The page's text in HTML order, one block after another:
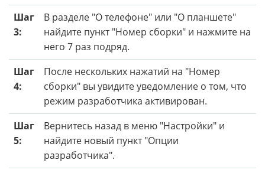
Шаг
3:
В разделе "О телефоне" или "О планшете"
найдите пункт "Номер сборки" и нажмите на
него 7 раз подряд.
Шаг
4:
После нескольких нажатий на "Номер
сборки" вы увидите уведомление о том, что
режим разработчика активирован.
Шаг
5:
Вернитесь назад в меню "Настройки" и
найдите новый пункт "Опции
разработчика".